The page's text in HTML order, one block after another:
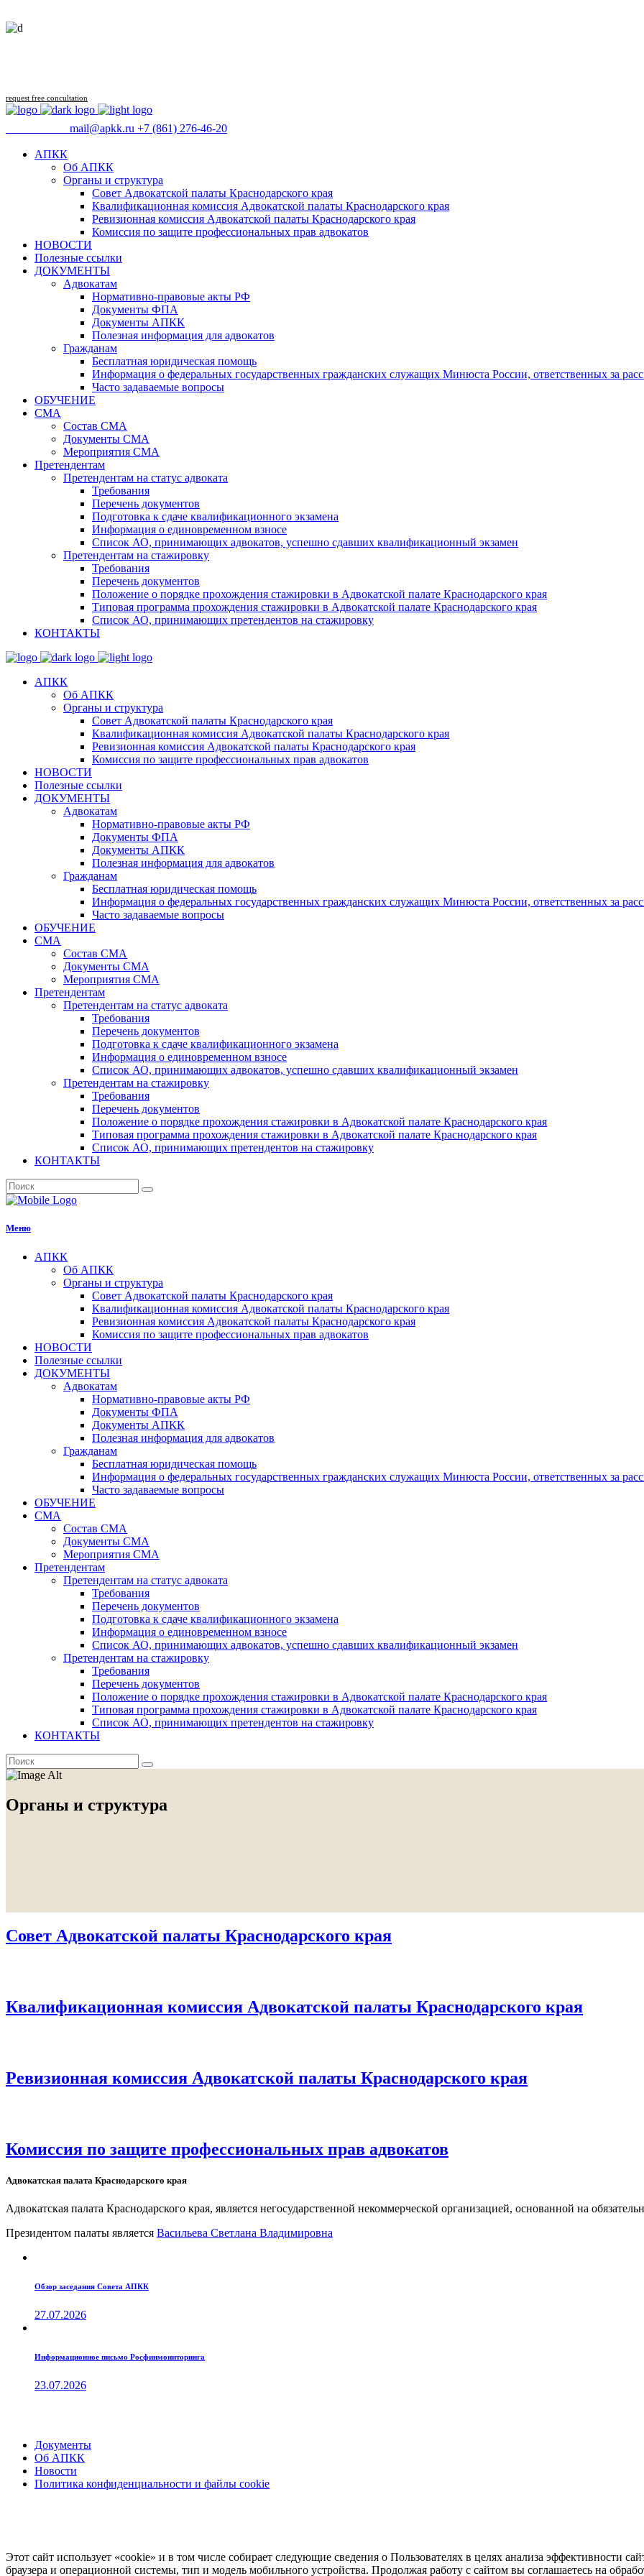
request free concultation
mail@apkk.ru +7 (861) 276-46-20
АПКК
Об АПКК
Органы и структура
Совет Адвокатской палаты Краснодарского края
Квалификационная комиссия Адвокатской палаты Краснодарского края
Ревизионная комиссия Адвокатской палаты Краснодарского края
Комиссия по защите профессиональных прав адвокатов
НОВОСТИ
Полезные ссылки
ДОКУМЕНТЫ
Адвокатам
Нормативно-правовые акты РФ
Документы ФПА
Документы АПКК
Полезная информация для адвокатов
Гражданам
Бесплатная юридическая помощь
Информация о федеральных государственных гражданских служащих Минюста России, ответственных за
Часто задаваемые вопросы
ОБУЧЕНИЕ
СМА
Состав СМА
Документы СМА
Мероприятия СМА
Претендентам
Претендентам на статус адвоката
Требования
Перечень документов
Подготовка к сдаче квалификационного экзамена
Информация о единовременном взносе
Список АО, принимающих адвокатов, успешно сдавших квалификационный экзамен
Претендентам на стажировку
Требования
Перечень документов
Положение о порядке прохождения стажировки в Адвокатской палате Краснодарского края
Типовая программа прохождения стажировки в Адвокатской палате Краснодарского края
Список АО, принимающих претендентов на стажировку
КОНТАКТЫ
АПКК
Об АПКК
Органы и структура
Совет Адвокатской палаты Краснодарского края
Квалификационная комиссия Адвокатской палаты Краснодарского края
Ревизионная комиссия Адвокатской палаты Краснодарского края
Комиссия по защите профессиональных прав адвокатов
НОВОСТИ
Полезные ссылки
ДОКУМЕНТЫ
Адвокатам
Нормативно-правовые акты РФ
Документы ФПА
Документы АПКК
Полезная информация для адвокатов
Гражданам
Бесплатная юридическая помощь
Информация о федеральных государственных гражданских служащих Минюста России, ответственных за
Часто задаваемые вопросы
ОБУЧЕНИЕ
СМА
Состав СМА
Документы СМА
Мероприятия СМА
Претендентам
Претендентам на статус адвоката
Требования
Перечень документов
Подготовка к сдаче квалификационного экзамена
Информация о единовременном взносе
Список АО, принимающих адвокатов, успешно сдавших квалификационный экзамен
Претендентам на стажировку
Требования
Перечень документов
Положение о порядке прохождения стажировки в Адвокатской палате Краснодарского края
Типовая программа прохождения стажировки в Адвокатской палате Краснодарского края
Список АО, принимающих претендентов на стажировку
КОНТАКТЫ
Меню
АПКК
Об АПКК
Органы и структура
Совет Адвокатской палаты Краснодарского края
Квалификационная комиссия Адвокатской палаты Краснодарского края
Ревизионная комиссия Адвокатской палаты Краснодарского края
Комиссия по защите профессиональных прав адвокатов
НОВОСТИ
Полезные ссылки
ДОКУМЕНТЫ
Адвокатам
Нормативно-правовые акты РФ
Документы ФПА
Документы АПКК
Полезная информация для адвокатов
Гражданам
Бесплатная юридическая помощь
Информация о федеральных государственных гражданских служащих Минюста России, ответственных за
Часто задаваемые вопросы
ОБУЧЕНИЕ
СМА
Состав СМА
Документы СМА
Мероприятия СМА
Претендентам
Претендентам на статус адвоката
Требования
Перечень документов
Подготовка к сдаче квалификационного экзамена
Информация о единовременном взносе
Список АО, принимающих адвокатов, успешно сдавших квалификационный экзамен
Претендентам на стажировку
Требования
Перечень документов
Положение о порядке прохождения стажировки в Адвокатской палате Краснодарского края
Типовая программа прохождения стажировки в Адвокатской палате Краснодарского края
Список АО, принимающих претендентов на стажировку
КОНТАКТЫ
Органы и структура
Совет Адвокатской палаты Краснодарского края
Квалификационная комиссия Адвокатской палаты Краснодарского края
Ревизионная комиссия Адвокатской палаты Краснодарского края
Комиссия по защите профессиональных прав адвокатов
Адвокатская палата Краснодарского края
Адвокатская палата Краснодарского края, является негосударственной некоммерческой организацией, основанной на
Президентом палаты является Ваcильева Светлана Владимировна
Обзор заседания Совета АПКК
27.07.2026
Информационное письмо Росфинмониторинга
23.07.2026
Документы
Об АПКК
Новости
Политика конфиденциальности и файлы cookie
Этот cайт использует «cookie» и в том числе собирает следующие сведения о Пользователях в целях анализа эффективности
браузера и операционной системы, тип и модель мобильного устройства. Продолжая работу с cайтом вы соглашаетесь на